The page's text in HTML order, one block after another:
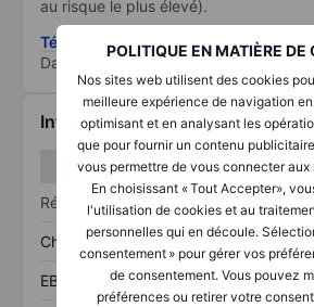
POLITIQUE EN MATIÈRE DE
Nos sites web utilisent des cookies
meilleure expérience de navigation
optimisant et en analysant les
que pour fournir un contenu
vous permettre de vous connecter aux
En choisissant « Tout Accepter»,
l'utilisation de cookies et au
personnelles qui en découle.
consentement » pour gérer vos
de consentement. Vous pouvez
préférences ou retirer votre
au risque le plus élevé).
Télécharger la méthodologie ESG
Data provided by
/
Informations financières
Résultats
Chiffre d’affaires
EBITDA